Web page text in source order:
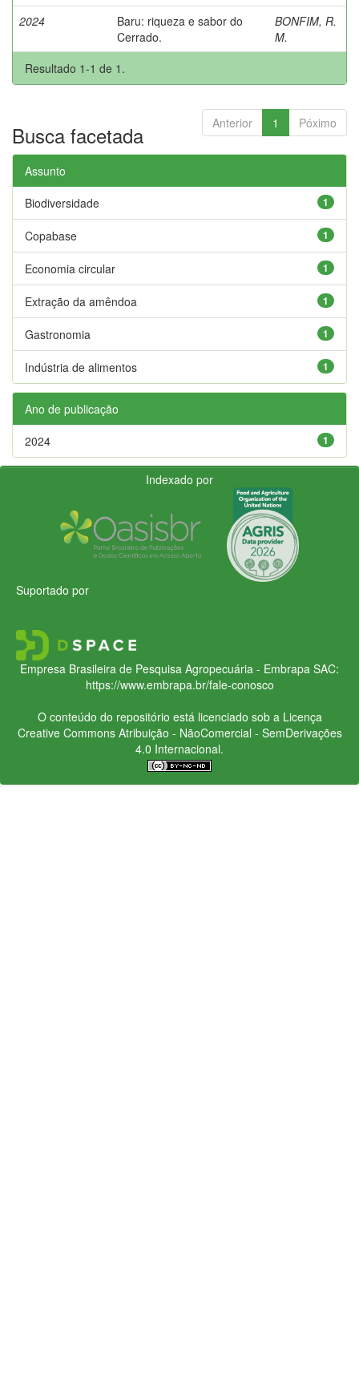
2024
Baru: riqueza e sabor do
Cerrado.
BONFIM, R.
M.
Resultado 1-1 de 1.
Anterior 1 Póximo
Busca facetada
Assunto
1
Biodiversidade
1
Copabase
1
Economia circular
1
Extração da amêndoa
1
Gastronomia
1
Indústria de alimentos
Ano de publicação
1
2024
Indexado por
Suportado por
Empresa Brasileira de Pesquisa Agropecuária - Embrapa SAC:
https://www.embrapa.br/fale-conosco
O conteúdo do repositório está licenciado sob a Licença
Creative CommonsAtribuição - NãoComercial - SemDerivações
4.0 Internacional.